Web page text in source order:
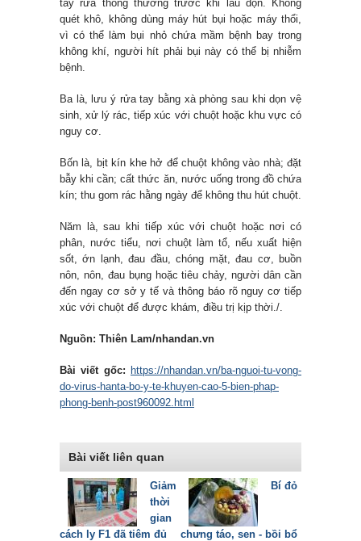
tẩy rửa thông thường trước khi lau dọn. Không
quét khô, không dùng máy hút bụi hoặc máy thổi,
vì có thể làm bụi nhỏ chứa mầm bệnh bay trong
không khí, người hít phải bụi này có thể bị nhiễm
bệnh.
Ba là, lưu ý rửa tay bằng xà phòng sau khi dọn vệ
sinh, xử lý rác, tiếp xúc với chuột hoặc khu vực có
nguy cơ.
Bốn là, bịt kín khe hở để chuột không vào nhà; đặt
bẫy khi cần; cất thức ăn, nước uống trong đồ chứa
kín; thu gom rác hằng ngày để không thu hút chuột.
Năm là, sau khi tiếp xúc với chuột hoặc nơi có
phân, nước tiểu, nơi chuột làm tổ, nếu xuất hiện
sốt, ớn lạnh, đau đầu, chóng mặt, đau cơ, buồn
nôn, nôn, đau bụng hoặc tiêu chảy, người dân cần
đến ngay cơ sở y tế và thông báo rõ nguy cơ tiếp
xúc với chuột để được khám, điều trị kịp thời./.
Nguồn: Thiên Lam/nhandan.vn
Bài viết gốc: https://nhandan.vn/ba-nguoi-tu-vong-
do-virus-hanta-bo-y-te-khuyen-cao-5-bien-phap-
phong-benh-post960092.html
Bài viết liên quan
Giảm
thời
gian
cách ly F1 đã tiêm đủ
Bí đỏ
chưng táo, sen - bồi bổ